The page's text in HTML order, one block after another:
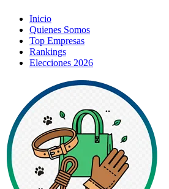
Inicio
Quienes Somos
Top Empresas
Rankings
Elecciones 2026